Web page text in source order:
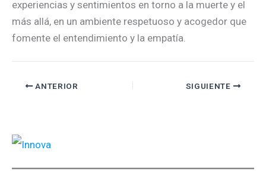
experiencias y sentimientos en torno a la muerte y el
más allá, en un ambiente respetuoso y acogedor que
fomente el entendimiento y la empatía.
ANTERIOR SIGUIENTE